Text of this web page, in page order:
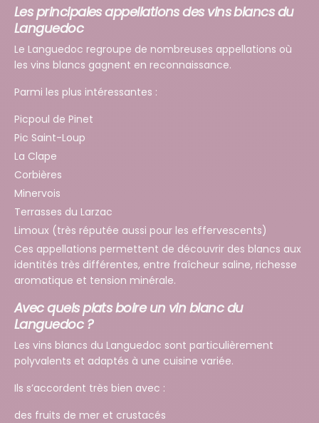
Les principales appellations des vins blancs du
Languedoc
Le Languedoc regroupe de nombreuses appellations où
les vins blancs gagnent en reconnaissance.
Parmi les plus intéressantes :
Picpoul de Pinet
Pic Saint-Loup
La Clape
Corbières
Minervois
Terrasses du Larzac
Limoux (très réputée aussi pour les effervescents)
Ces appellations permettent de découvrir des blancs aux
identités très différentes, entre fraîcheur saline, richesse
aromatique et tension minérale.
Avec quels plats boire un vin blanc du
Languedoc ?
Les vins blancs du Languedoc sont particulièrement
polyvalents et adaptés à une cuisine variée.
Ils s’accordent très bien avec :
des fruits de mer et crustacés